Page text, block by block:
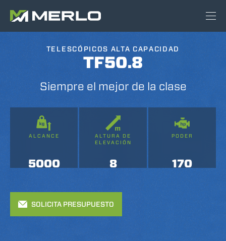
TELESCÓPICOS ALTA CAPACIDAD
TF50.8
Siempre el mejor de la clase
ALCANCE
5000
ALTURA DE
ELEVACIÓN
8
PODER
170
SOLICITA PRESUPUESTO